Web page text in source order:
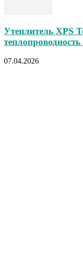
Утеплитель XPS
07.04.2026